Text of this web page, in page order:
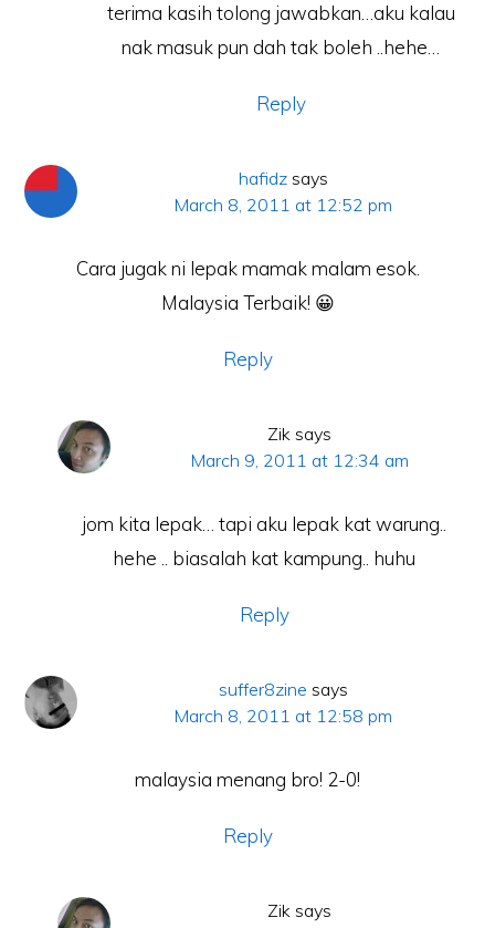
terima kasih tolong jawabkan…aku kalau
nak masuk pun dah tak boleh ..hehe…
Reply
hafidz says
March 8, 2011 at 12:52 pm
Cara jugak ni lepak mamak malam esok.
Malaysia Terbaik! 😀
Reply
Zik says
March 9, 2011 at 12:34 am
jom kita lepak… tapi aku lepak kat warung..
hehe .. biasalah kat kampung.. huhu
Reply
suffer8zine says
March 8, 2011 at 12:58 pm
malaysia menang bro! 2-0!
Reply
Zik says